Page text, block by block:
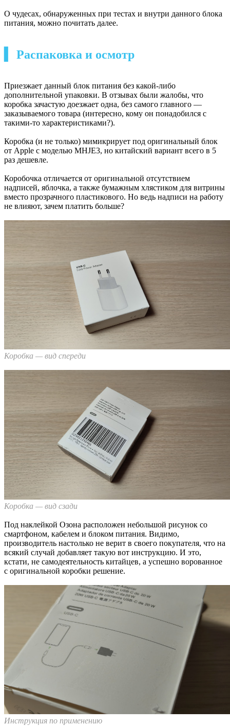
О чудесах, обнаруженных при тестах и внутри данного блока
питания, можно почитать далее.
▍ Распаковка и осмотр
Приезжает данный блок питания без какой-либо
дополнительной упаковки. В отзывах были жалобы, что
коробка зачастую доезжает одна, без самого главного —
заказываемого товара (интересно, кому он понадобился с
такими-то характеристиками?).
Коробка (и не только) мимикрирует под оригинальный блок
от Apple с моделью MHJE3, но китайский вариант всего в 5
раз дешевле.
Коробочка отличается от оригинальной отсутствием
надписей, яблочка, а также бумажным хлястиком для витрины
вместо прозрачного пластикового. Но ведь надписи на работу
не влияют, зачем платить больше?
Коробка — вид спереди
Коробка — вид сзади
Под наклейкой Озона расположен небольшой рисунок со
смартфоном, кабелем и блоком питания. Видимо,
производитель настолько не верит в своего покупателя, что на
всякий случай добавляет такую вот инструкцию. И это,
кстати, не самодеятельность китайцев, а успешно ворованное
с оригинальной коробки решение.
Инструкция по применению